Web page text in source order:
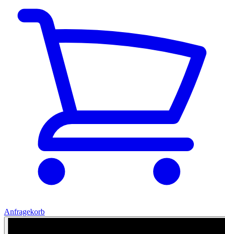
Anfragekorb